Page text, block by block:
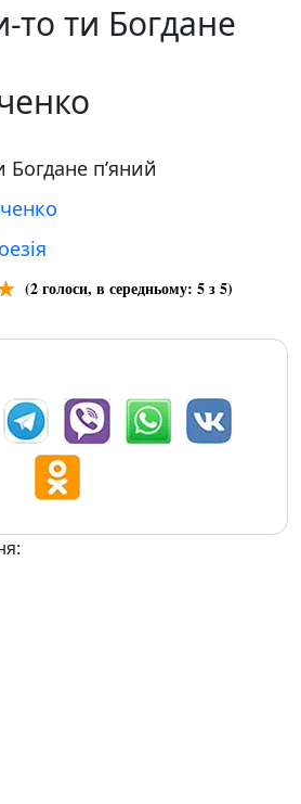
то ти Богдане
Богдане п’яний
(2голоси, в середньому: 5з 5)